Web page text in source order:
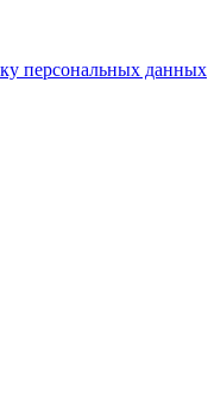
персональных данных